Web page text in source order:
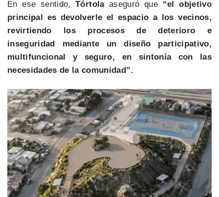
En ese sentido,Tórtolaaseguró que “el objetivo
principal es devolverle el espacio a los vecinos,
revirtiendo los procesos de deterioro e
inseguridad mediante un diseño participativo,
multifuncional y seguro, en sintonía con las
necesidades de la comunidad”.